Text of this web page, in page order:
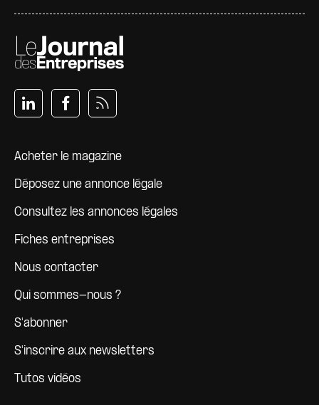
Pied de page
Acheter le magazine
Déposez une annonce légale
Consultez les annonces légales
Fiches entreprises
Nous contacter
Qui sommes-nous ?
S'abonner
S'inscrire aux newsletters
Tutos vidéos